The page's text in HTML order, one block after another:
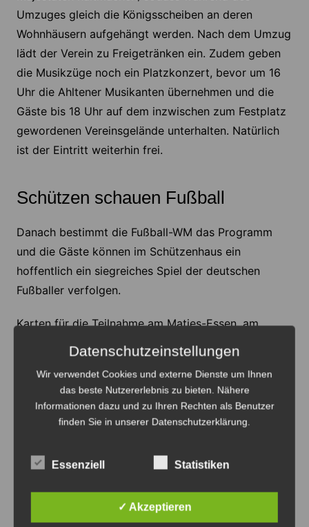
Umzuges gleich die Königsscheiben an deren
Wohnhäusern aufgehängt werden. Nach dem Umzug
lädt der Verein zu Freigetränken ein. Zudem geben
die Musikzüge noch ein Platzkonzert, bevor um 16
Uhr die Ahltener Musikanten übernehmen und die
Gäste bis 18 Uhr auf dem inzwischen zum Festplatz
gewordenen Vereinsgelände unterhalten. Natürlich
ist der Eintritt weiterhin frei.
Schützen schauen Fußball
Danach bestimmt die Fußball-WM das Programm
und die Gäste können im Schützenhaus ein
hoffentlich ein siegreiches Spiel der deutschen
Fußballer verfolgen.
Karten für die Teilnahme am Matjes-Essen, am
Vogelschießen, an der Weinprobe und am Picknick
können im Vorverkauf noch bis zum 31.05. bei der
HEM-Tankstelle Laas, im Gasthaus Steiner und bei
Carsten Elges unter der Telefonnummer 0177/29 51
139 erworben werden. Zudem ist eine Online-
Anzeige
Datenschutzeinstellungen
Wir verwendet Cookies und externe Dienste um Ihnen
das beste Nutzererlebnis zu bieten. Nähere
Informationen dazu und zu Ihren Rechten als Benutzer
finden Sie in unserer Datenschutzerklärung.
Essenziell Statistiken
✓ Akzeptieren